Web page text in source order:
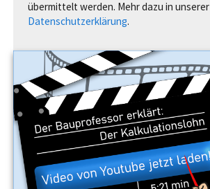
übermittelt werden. Mehr dazu in unserer
Datenschutzerklärung.